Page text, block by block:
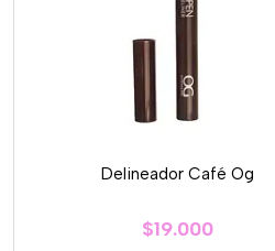
Delineador Café Og
$19.000